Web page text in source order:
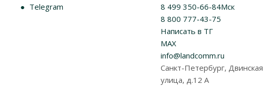
Telegram
8 499 350-66-84Мск
8 800 777-43-75
Написать в ТГ
MAX
info@landcomm.ru
Санкт-Петербург, Двинская
улица, д.12 А